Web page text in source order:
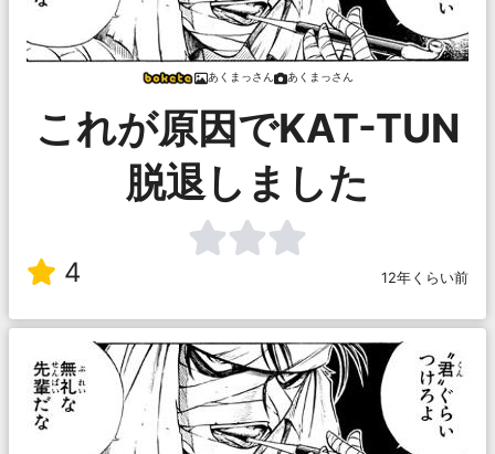
あくまっさん あくまっさん
これが原因でKAT-TUN
脱退しました
4 12年くらい前